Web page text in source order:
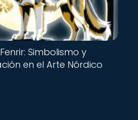
Simbolismo y
en el Arte Nórdico